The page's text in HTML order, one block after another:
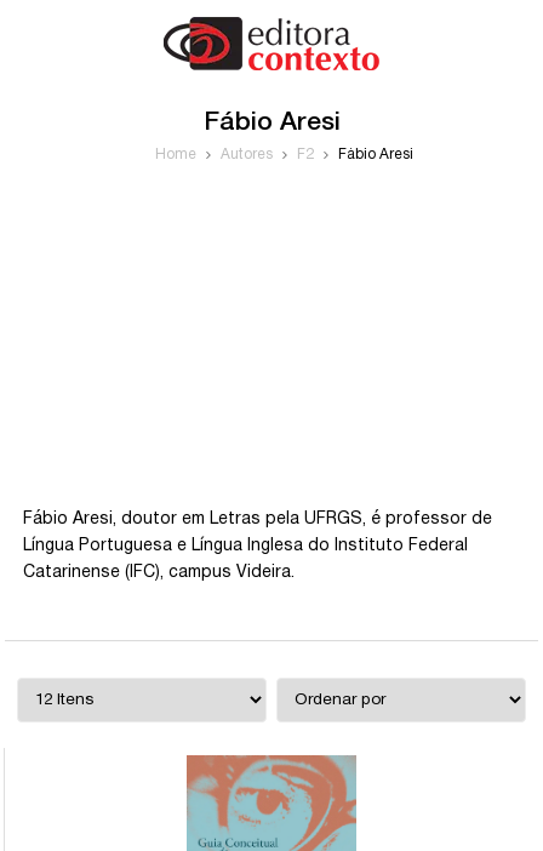
Fábio Aresi
Home Autores F2 Fábio Aresi
Fábio Aresi, doutor em Letras pela UFRGS, é professor de
Língua Portuguesa e Língua Inglesa do Instituto Federal
Catarinense (IFC), campus Videira.